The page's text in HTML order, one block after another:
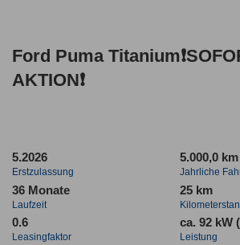
Ford Puma
AKTION❗
5.2026
Erstzulassung
5.000,0 km
Jahrliche
36 Monate
Laufzeit
25 km
0.6
Leasingfaktor
ca. 92 kW
Leistung